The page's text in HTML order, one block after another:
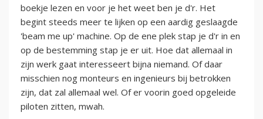
boekje lezen en voor je het weet ben je d'r. Het
begint steeds meer te lijken op een aardig geslaagde
'beam me up' machine. Op de ene plek stap je d'r in en
op de bestemming stap je er uit. Hoe dat allemaal in
zijn werk gaat interesseert bijna niemand. Of daar
misschien nog monteurs en ingenieurs bij betrokken
zijn, dat zal allemaal wel. Of er voorin goed opgeleide
piloten zitten, mwah.